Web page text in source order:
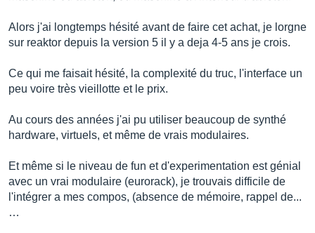
Alors j'ai longtemps hésité avant de faire cet achat, je lorgne
sur reaktor depuis la version 5 il y a deja 4-5 ans je crois.
Ce qui me faisait hésité, la complexité du truc, l'interface un
peu voire très vieillotte et le prix.
Au cours des années j'ai pu utiliser beaucoup de synthé
hardware, virtuels, et même de vrais modulaires.
Et même si le niveau de fun et d'experimentation est génial
avec un vrai modulaire (eurorack), je trouvais difficile de
l'intégrer a mes compos, (absence de mémoire, rappel de...
…